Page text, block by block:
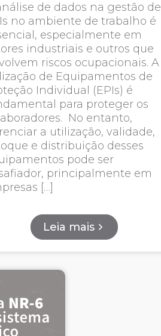
de dados na gestão de
no ambiente de trabalho é
especialmente em
industriais e outros que
riscos ocupacionais. A
de Equipamentos de
Individual (EPIs) é
para proteger os
No entanto,
a utilização, validade,
e distribuição desses
pode ser
principalmente em
[…]
Leia mais